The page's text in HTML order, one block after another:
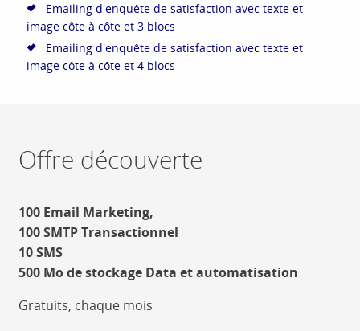
Emailing d'enquête de satisfaction avec texte et
image côte à côte et 3 blocs
Emailing d'enquête de satisfaction avec texte et
image côte à côte et 4 blocs
Offre découverte
100 Email Marketing,
100 SMTP Transactionnel
10 SMS
500 Mo de stockage Data et automatisation
Gratuits, chaque mois